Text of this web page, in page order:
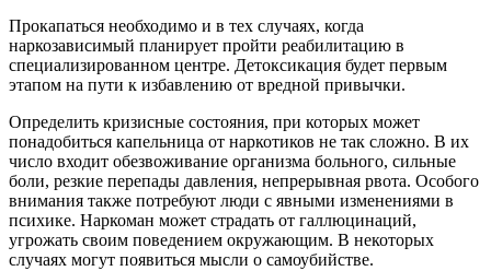
Прокапаться необходимо и в тех случаях, когда
наркозависимый планирует пройти реабилитацию в
специализированном центре. Детоксикация будет первым
этапом на пути к избавлению от вредной привычки.
Определить кризисные состояния, при которых может
понадобиться капельница от наркотиков не так сложно. В их
число входит обезвоживание организма больного, сильные
боли, резкие перепады давления, непрерывная рвота. Особого
внимания также потребуют люди с явными изменениями в
психике. Наркоман может страдать от галлюцинаций,
угрожать своим поведением окружающим. В некоторых
случаях могут появиться мысли о самоубийстве.